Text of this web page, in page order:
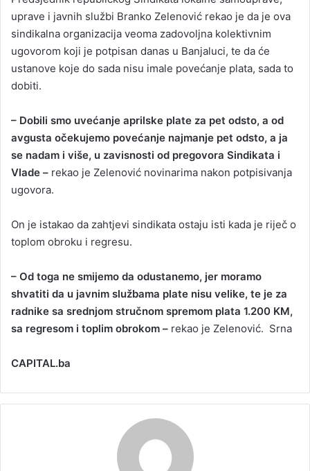
uprave i javnih službi Branko Zelenović rekao je da je ova
sindikalna organizacija veoma zadovoljna kolektivnim
ugovorom koji je potpisan danas u Banjaluci, te da će
ustanove koje do sada nisu imale povećanje plata, sada to
dobiti.
– Dobili smo uvećanje aprilske plate za pet odsto, a od
avgusta očekujemo povećanje najmanje pet odsto, a ja
se nadam i više, u zavisnosti od pregovora Sindikata i
Vlade – rekao je Zelenović novinarima nakon potpisivanja
ugovora.
On je istakao da zahtjevi sindikata ostaju isti kada je riječ o
toplom obroku i regresu.
– Od toga ne smijemo da odustanemo, jer moramo
shvatiti da u javnim službama plate nisu velike, te je za
radnike sa srednjom stručnom spremom plata 1.200 KM,
sa regresom i toplim obrokom – rekao je Zelenović. Srna
CAPITAL.ba